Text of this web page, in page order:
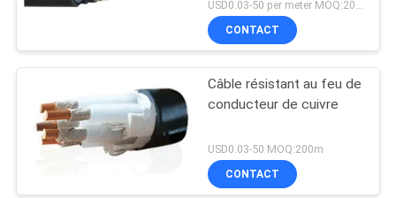
USD0.03-50 per meter MOQ:200m
CONTACT
Câble résistant au feu de
conducteur de cuivre
USD0.03-50 MOQ:200m
CONTACT